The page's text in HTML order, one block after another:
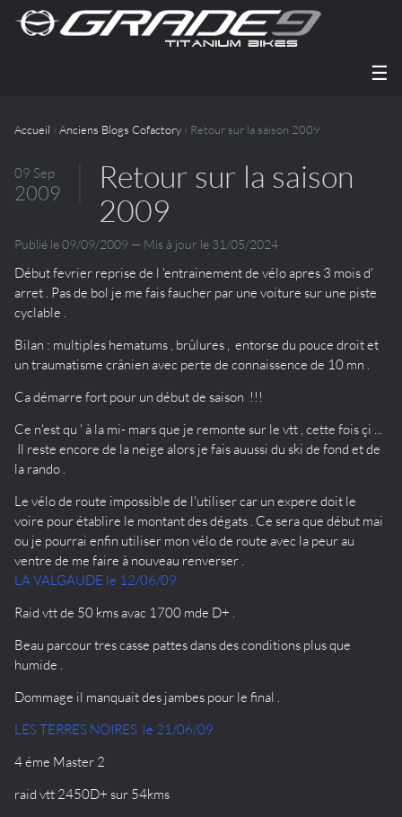
☰
Accueil › Anciens Blogs Cofactory › Retour sur la saison 2009
09 Sep
2009
Retour sur la saison
2009
Publié le 09/09/2009 — Mis à jour le 31/05/2024
Début fevrier reprise de l 'entrainement de vélo apres 3 mois d'
arret . Pas de bol je me fais faucher par une voiture sur une piste
cyclable .
Bilan : multiples hematums , brûlures , entorse du pouce droit et
un traumatisme crânien avec perte de connaissence de 10 mn .
Ca démarre fort pour un début de saison !!!
Ce n'est qu ' à la mi- mars que je remonte sur le vtt , cette fois çi ...
Il reste encore de la neige alors je fais auussi du ski de fond et de
la rando .
Le vélo de route impossible de l'utiliser car un expere doit le
voire pour établire le montant des dégats . Ce sera que début mai
ou je pourrai enfin utiliser mon vélo de route avec la peur au
ventre de me faire à nouveau renverser .
LA VALGAUDE le 12/06/09
Raid vtt de 50 kms avac 1700 mde D+ .
Beau parcour tres casse pattes dans des conditions plus que
humide .
Dommage il manquait des jambes pour le final .
LES TERRES NOIRES le 21/06/09
4 éme Master 2
raid vtt 2450D+ sur 54kms